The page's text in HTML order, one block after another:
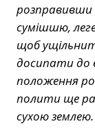
розправивши
сумішшю,
щоб
досипати до
положення
полити ще
сухою землею.